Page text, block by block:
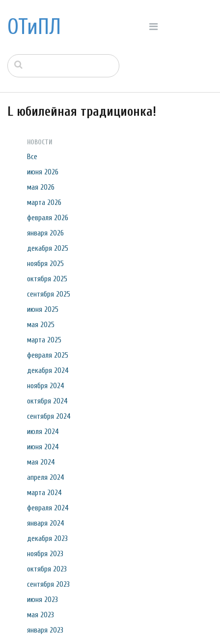
ОТиПЛ
L юбилейная традиционка!
НОВОСТИ
Все
июня 2026
мая 2026
марта 2026
февраля 2026
января 2026
декабря 2025
ноября 2025
октября 2025
сентября 2025
июня 2025
мая 2025
марта 2025
февраля 2025
декабря 2024
ноября 2024
октября 2024
сентября 2024
июля 2024
июня 2024
мая 2024
апреля 2024
марта 2024
февраля 2024
января 2024
декабря 2023
ноября 2023
октября 2023
сентября 2023
июня 2023
мая 2023
января 2023